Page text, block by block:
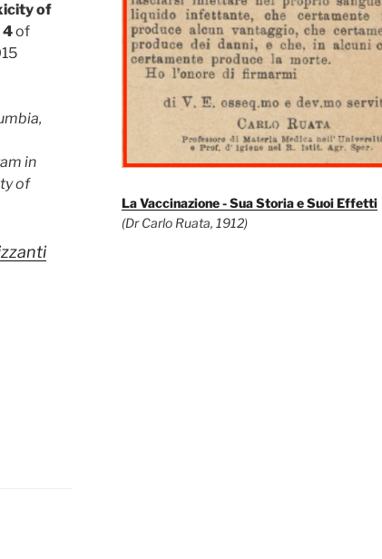
of
4of
in
of
La Vaccinazione - Sua Storia e Suoi Effetti
(Dr Carlo Ruata, 1912)